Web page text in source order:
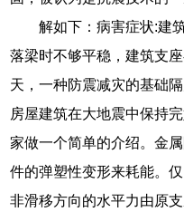
解如下：病害症状:建
落梁时不够平稳，建筑支
天，一种防震减灾的基础
房屋建筑在大地震中保持
家做一个简单的介绍。金
件的弹塑性变形来耗能。
非滑移方向的水平力由原